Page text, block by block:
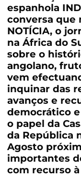
espanhola
conversa que
NOTÍCIA, o
na África do
sobre o
angolano,
vem
inquinar das
avanços e
democrático
o papel da
da República
Agosto
importantes
com recurso